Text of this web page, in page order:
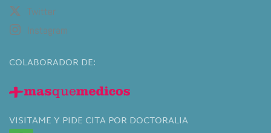
Twitter
Instagram
COLABORADOR DE:
VISITAME Y PIDE CITA POR DOCTORALIA